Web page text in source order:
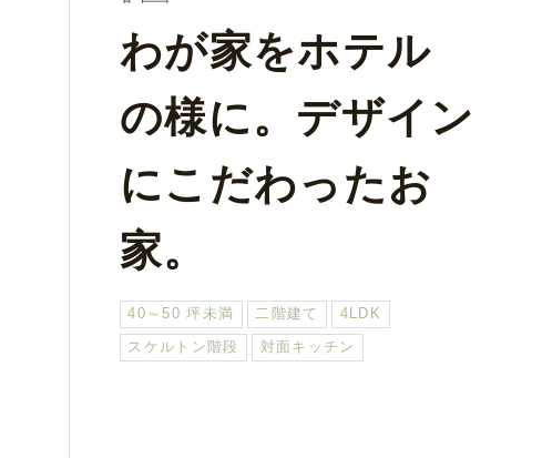
わが家をホテル
の様に。デザイン
にこだわったお
家。
40～50 坪未満 二階建て
4LDK
スケルトン階段
対面キッチン